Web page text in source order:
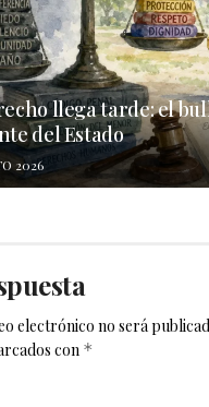
llega tarde: el
del Estado
2026
electrónico no será
con *